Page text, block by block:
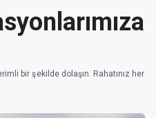
bir şekilde dolaşın. Rahatınız her